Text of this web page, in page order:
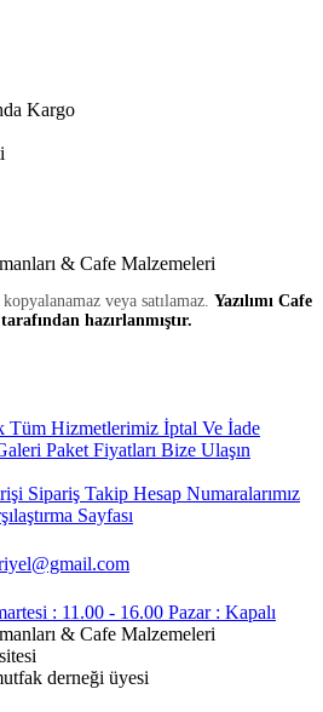
Kargo
veya satılamaz. Yazılımı Cafe
hazırlanmıştır.
Tüm Hizmetlerimiz İptal Ve İade
Paket Fiyatları Bize Ulaşın
Sipariş Takip Hesap Numaralarımız
Sayfası
: 11.00 - 16.00 Pazar : Kapalı